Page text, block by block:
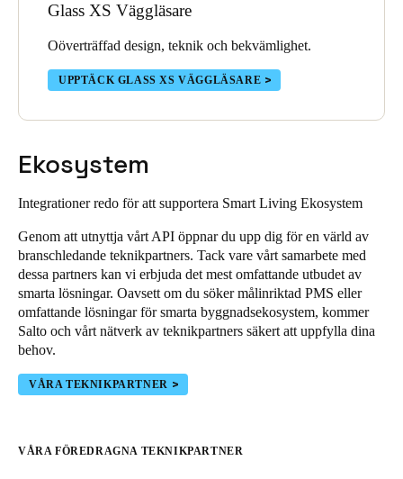
Glass XS Väggläsare
Oöverträffad design, teknik och bekvämlighet.
UPPTÄCK GLASS XS VÄGGLÄSARE
Ekosystem
Integrationer redo för att supportera Smart Living Ekosystem
Genom att utnyttja vårt API öppnar du upp dig för en värld av
branschledande teknikpartners. Tack vare vårt samarbete med
dessa partners kan vi erbjuda det mest omfattande utbudet av
smarta lösningar. Oavsett om du söker målinriktad PMS eller
omfattande lösningar för smarta byggnadsekosystem, kommer
Salto och vårt nätverk av teknikpartners säkert att uppfylla dina
behov.
VÅRA TEKNIKPARTNER
VÅRA FÖREDRAGNA TEKNIKPARTNER